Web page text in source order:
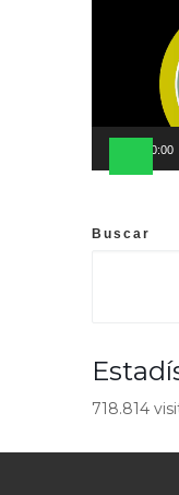
00:00
Buscar
718.814